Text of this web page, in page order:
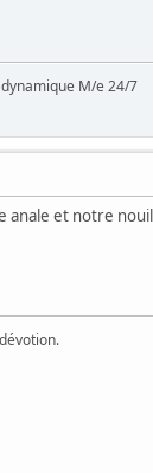
M/e 24/7
et notre